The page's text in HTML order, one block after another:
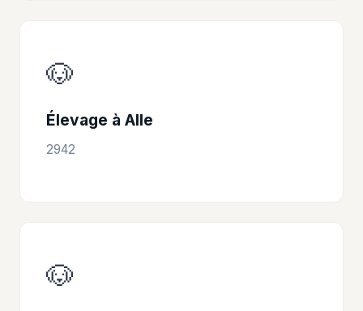
🐶
Élevage à Alle
2942
🐶